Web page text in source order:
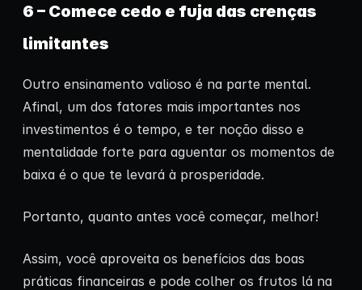
6 – Comece cedo e fuja das crenças
limitantes
Outro ensinamento valioso é na parte mental.
Afinal, um dos fatores mais importantes nos
investimentos é o tempo, e ter noção disso e
mentalidade forte para aguentar os momentos de
baixa é o que te levará à prosperidade.
Portanto, quanto antes você começar, melhor!
Assim, você aproveita os benefícios das boas
práticas financeiras e pode colher os frutos lá na